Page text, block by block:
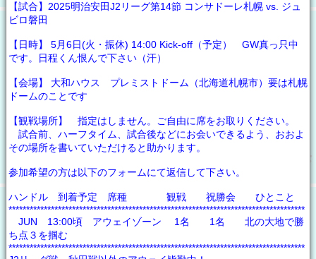
【試合】2025明治安田J2リーグ第14節 コンサドーレ札幌 vs. ジュ
ビロ磐田
【日時】 5月6日(火・振休) 14:00 Kick-off（予定） GW真っ只中
です。日程くん恨んで下さい（汗）
【会場】 大和ハウス プレミストドーム（北海道札幌市）要は札幌
ドームのことです
【観戦場所】 指定はしません。ご自由に席をお取りください。
試合前、ハーフタイム、試合後などにお会いできるよう、おおよ
その場所を書いていただけると助かります。
参加希望の方は以下のフォームにて返信して下さい。
ハンドル 到着予定 席種 観戦 祝勝会 ひとこと
************************************************************************************
JUN 13:00頃 アウェイゾーン 1名 1名 北の大地で勝
ち点３を掴む
************************************************************************************